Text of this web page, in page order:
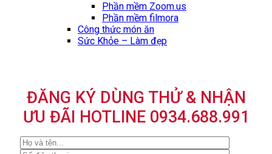
Phần mềm Zoom.us
Phần mềm filmora
Công thức món ăn
Sức Khỏe – Làm đẹp
ĐĂNG KÝ DÙNG THỬ & NHẬN
ƯU ĐÃI HOTLINE 0934.688.991